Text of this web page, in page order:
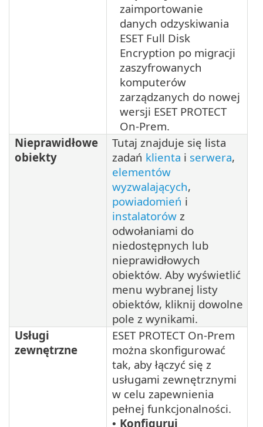
zaimportowanie
danych odzyskiwania
ESET Full Disk
Encryption po migracji
zaszyfrowanych
komputerów
zarządzanych do nowej
wersji ESET PROTECT
On-Prem.
Nieprawidłowe
obiekty
Tutaj znajduje się lista
zadań klienta i serwera,
elementów
wyzwalających,
powiadomień i
instalatorów z
odwołaniami do
niedostępnych lub
nieprawidłowych
obiektów. Aby wyświetlić
menu wybranej listy
obiektów, kliknij dowolne
pole z wynikami.
Usługi
zewnętrzne
ESET PROTECT On-Prem
można skonfigurować
tak, aby łączyć się z
usługami zewnętrznymi
w celu zapewnienia
pełnej funkcjonalności.
• Konfiguruj